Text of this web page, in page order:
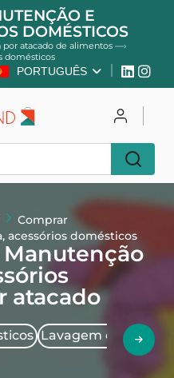
E
DOMÉSTICOS
por atacado de alimentos —›
domésticos
PORTUGUÊS
Comprar
acessórios domésticos
atacado
Lavagem e
Entrar